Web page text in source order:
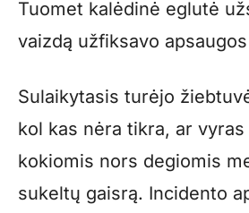
Tuomet kalėdinė eglutė
vaizdą užfiksavo
Sulaikytasis turėjo
kol kas nėra tikra, ar
kokiomis nors degiomis
sukeltų gaisrą. Incidento